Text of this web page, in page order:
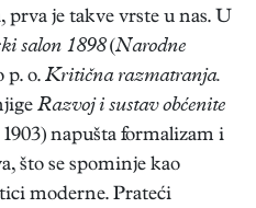
je takve vrste u nas. U
salon 1898(Narodne
p. o. Kritična razmatranja.
Razvoj i sustav obćenite
1903) napušta formalizam i
što se spominje kao
moderne. Prateći